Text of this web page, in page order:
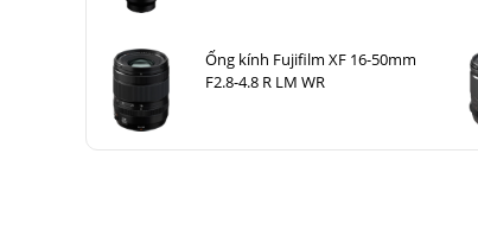
Ống kính Fujifilm XF 16-50mm
F2.8-4.8 R LM WR